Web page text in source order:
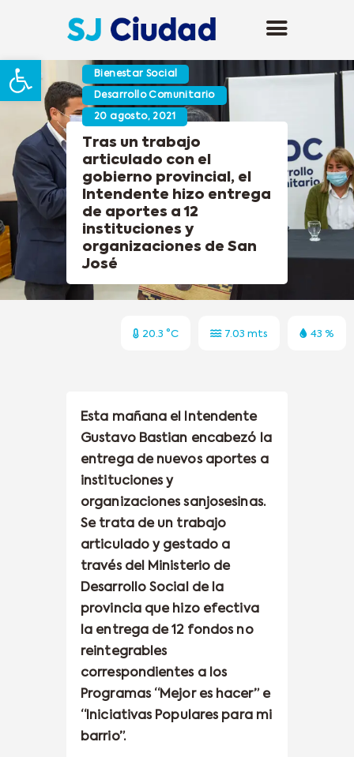
Abrir barra de herramientas
Bienestar Social
Desarrollo Comunitario
20 agosto, 2021
Tras un trabajo
articulado con el
gobierno provincial, el
Intendente hizo entrega
de aportes a 12
instituciones y
organizaciones de San
José
20.3 °C 7.03 mts 43 %
Esta mañana el Intendente
Gustavo Bastian encabezó la
entrega de nuevos aportes a
instituciones y
organizaciones sanjosesinas.
Se trata de un trabajo
articulado y gestado a
través del Ministerio de
Desarrollo Social de la
provincia que hizo efectiva
la entrega de 12 fondos no
reintegrables
correspondientes a los
Programas “Mejor es hacer” e
“Iniciativas Populares para mi
barrio”.